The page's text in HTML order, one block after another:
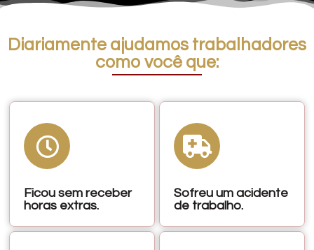
Diariamente ajudamos trabalhadores
como você que:
Ficou sem receber
horas extras.
Sofreu um acidente
de trabalho.